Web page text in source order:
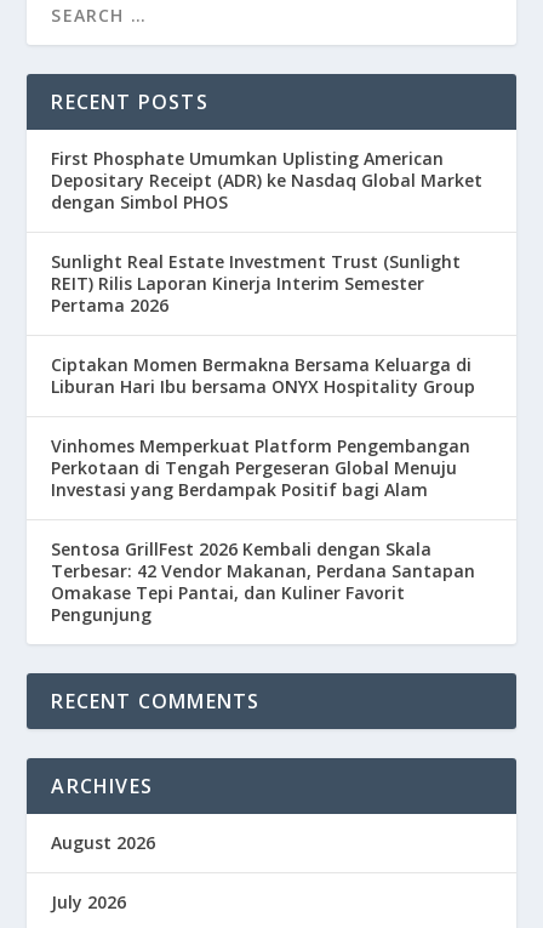
RECENT POSTS
First Phosphate Umumkan Uplisting American
Depositary Receipt (ADR) ke Nasdaq Global Market
dengan Simbol PHOS
Sunlight Real Estate Investment Trust (Sunlight
REIT) Rilis Laporan Kinerja Interim Semester
Pertama 2026
Ciptakan Momen Bermakna Bersama Keluarga di
Liburan Hari Ibu bersama ONYX Hospitality Group
Vinhomes Memperkuat Platform Pengembangan
Perkotaan di Tengah Pergeseran Global Menuju
Investasi yang Berdampak Positif bagi Alam
Sentosa GrillFest 2026 Kembali dengan Skala
Terbesar: 42 Vendor Makanan, Perdana Santapan
Omakase Tepi Pantai, dan Kuliner Favorit
Pengunjung
RECENT COMMENTS
ARCHIVES
August 2026
July 2026